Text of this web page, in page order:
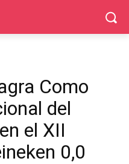
Como
del
el XII
0,0